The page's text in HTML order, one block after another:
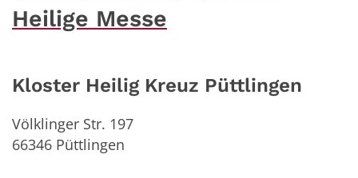
Heilige Messe
Kloster Heilig Kreuz Püttlingen
Völklinger Str. 197
66346 Püttlingen